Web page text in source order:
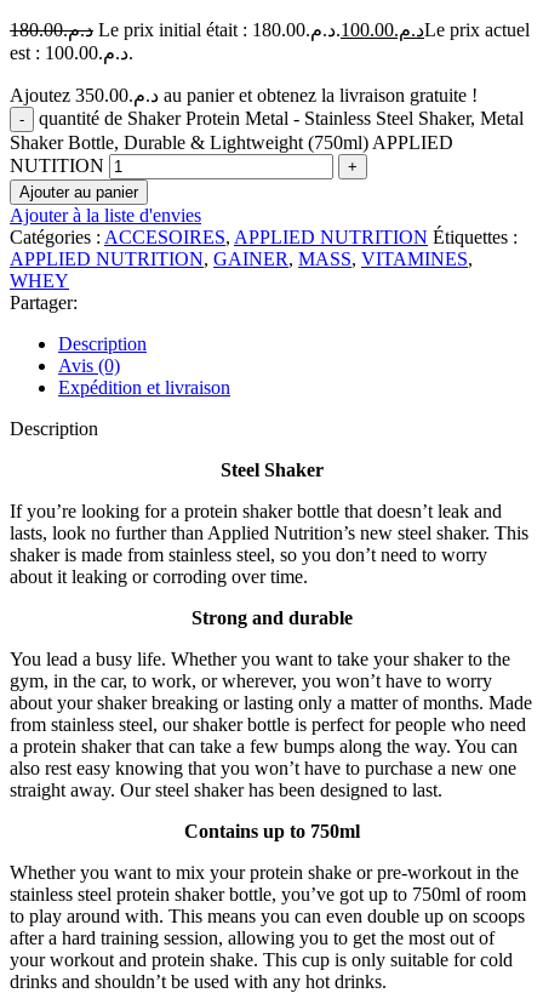
د.م.180.00 Le prix initial était : د.م.180.00. د.م.100.00
Le prix actuel
est : د.م.100.00.
Ajoutez د.م.350.00
au panier et obtenez la livraison gratuite !
quantité de Shaker Protein Metal - Stainless Steel Shaker, Metal
Shaker Bottle, Durable & Lightweight (750ml) APPLIED
NUTITION
Ajouter au panier
Ajouter à la liste d'envies
Catégories : ACCESOIRES, APPLIED NUTRITION Étiquettes :
APPLIED NUTRITION, GAINER, MASS, VITAMINES,
WHEY
Partager:
Description
Avis (0)
Expédition et livraison
Description
Steel Shaker
If you’re looking for a protein shaker bottle that doesn’t leak and
lasts, look no further than Applied Nutrition’s new steel shaker. This
shaker is made from stainless steel, so you don’t need to worry
about it leaking or corroding over time.
Strong and durable
You lead a busy life. Whether you want to take your shaker to the
gym, in the car, to work, or wherever, you won’t have to worry
about your shaker breaking or lasting only a matter of months. Made
from stainless steel, our shaker bottle is perfect for people who need
a protein shaker that can take a few bumps along the way. You can
also rest easy knowing that you won’t have to purchase a new one
straight away. Our steel shaker has been designed to last.
Contains up to 750ml
Whether you want to mix your protein shake or pre-workout in the
stainless steel protein shaker bottle, you’ve got up to 750ml of room
to play around with. This means you can even double up on scoops
after a hard training session, allowing you to get the most out of
your workout and protein shake. This cup is only suitable for cold
drinks and shouldn’t be used with any hot drinks.